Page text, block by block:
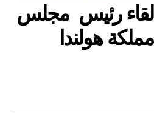
لقاء رئيس مجلس
هولندا